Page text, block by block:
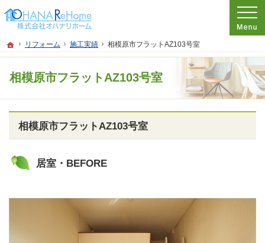
ホーム
リフォーム 施工実績 相模原市フラットAZ103号室
相模原市フラットAZ103号室
プロの目線からご提案。神奈川県茅ケ崎市のリフォームを手がける工務店なら当社
リフォームをお考えなら神奈川県茅ケ崎市の工務店【オハナリホーム】へ！
相模原市フラットAZ103号室
居室・BEFORE